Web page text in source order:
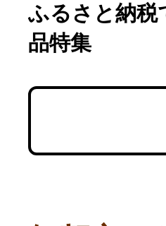
問い合わせ
ふるさと納税
品特集